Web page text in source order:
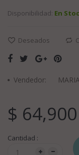
Disponibilidad: En
Deseados
Vendedor:
$ 64,900
Cantidad :